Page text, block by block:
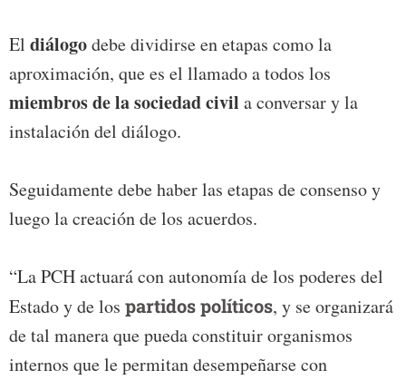
El diálogodebe dividirse en etapas como la
aproximación, que es el llamado a todos los
miembros de la sociedad civil a conversar y la
instalación del diálogo.
Seguidamente debe haber las etapas de consenso y
luego la creación de los acuerdos.
“La PCH actuará con autonomía de los poderes del
Estado y de los partidos políticos, y se organizará
de tal manera que pueda constituir organismos
internos que le permitan desempeñarse con